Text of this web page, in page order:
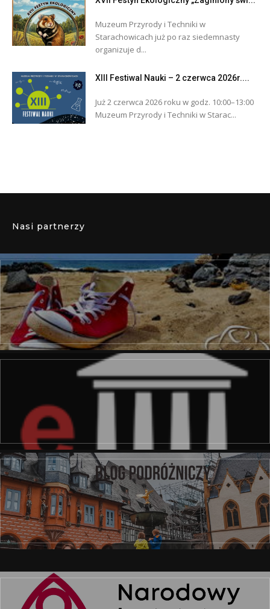
Muzeum Przyrody i Techniki w
Starachowicach już po raz siedemnasty
organizuje d...
XIII Festiwal Nauki – 2 czerwca 2026r....
Już 2 czerwca 2026 roku w godz. 10:00–13:00
Muzeum Przyrody i Techniki w Starac...
Nasi partnerzy